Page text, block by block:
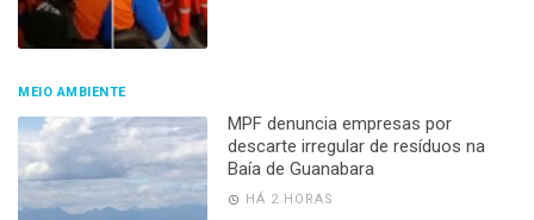
MEIO AMBIENTE
MPF denuncia empresas por
descarte irregular de resíduos na
Baía de Guanabara
HÁ 2 HORAS